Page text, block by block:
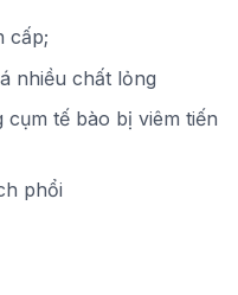
cấp;
nhiều chất lỏng
cụm tế bào bị viêm tiến
phổi